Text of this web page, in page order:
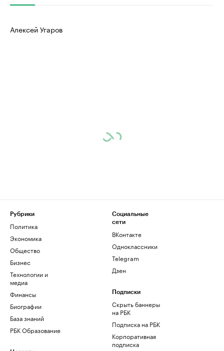
Алексей Угаров
Рубрики
Политика
Экономика
Общество
Бизнес
Технологии и
медиа
Финансы
Биографии
База знаний
РБК Образование
Социальные
сети
ВКонтакте
Одноклассники
Telegram
Дзен
Подписки
Скрыть баннеры
на РБК
Подписка на РБК
Корпоративная
подписка